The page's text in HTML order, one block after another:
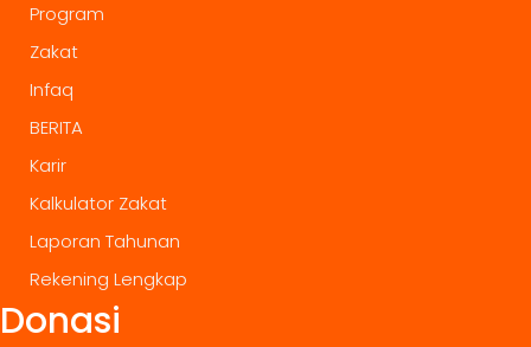
Program
Zakat
Infaq
BERITA
Karir
Kalkulator Zakat
Laporan Tahunan
Rekening Lengkap
Donasi